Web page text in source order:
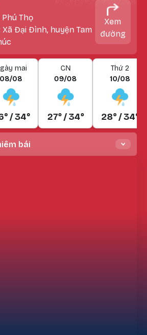
Thọ
Xã Đại Đình, huyện Tam
Xem
đường
mai
08/08
/ 34°
CN
09/08
27° / 34°
Thứ 2
10/08
28° / 34°
bái